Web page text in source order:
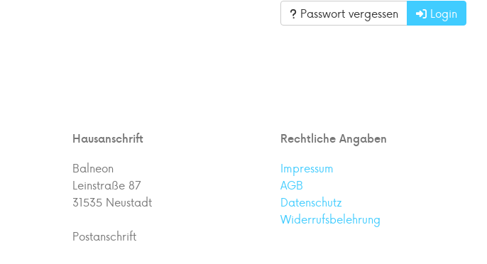
Passwort vergessen
Login
Hausanschrift
Balneon
Leinstraße 87
31535 Neustadt
Postanschrift
Rechtliche Angaben
Impressum
AGB
Datenschutz
Widerrufsbelehrung